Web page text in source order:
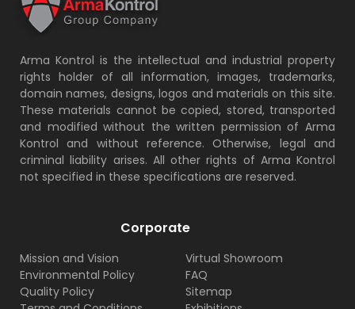
Arma Kontrol is the intellectual and industrial property
rights holder of all information, images, trademarks,
domain names, designs, logos and materials on this site.
These materials cannot be copied, stored, transported
and modified without the written permission of Arma
Kontrol and without reference. Otherwise, legal and
criminal liability arises. All other rights of Arma Kontrol
not specified in these specifications are reserved.
Corporate
Mission and Vision
Environmental Policy
Quality Policy
Virtual Showroom
FAQ
Sitemap